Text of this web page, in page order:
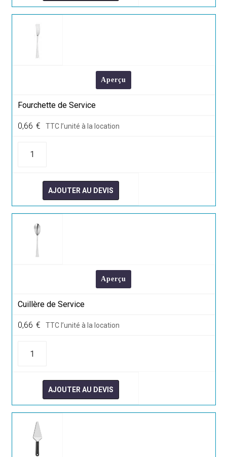
Aperçu
Fourchette de Service
0,66 € TTC l’unité à la location
Service
AJOUTER AU DEVIS
Aperçu
Cuillère de Service
0,66 € TTC l’unité à la location
Service
AJOUTER AU DEVIS